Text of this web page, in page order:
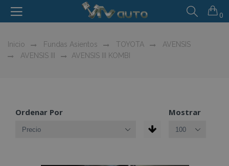
0
Inicio Fundas Asientos TOYOTA
AVENSIS
AVENSIS III
AVENSIS III KOMBI
Ordenar Por Mostrar